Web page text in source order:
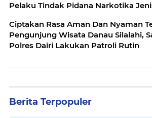
Pelaku Tindak Pidana Narkotika
Ciptakan Rasa Aman Dan Nyaman
Pengunjung Wisata Danau Silalahi,
Polres Dairi Lakukan Patroli Rutin
Berita Terpopuler